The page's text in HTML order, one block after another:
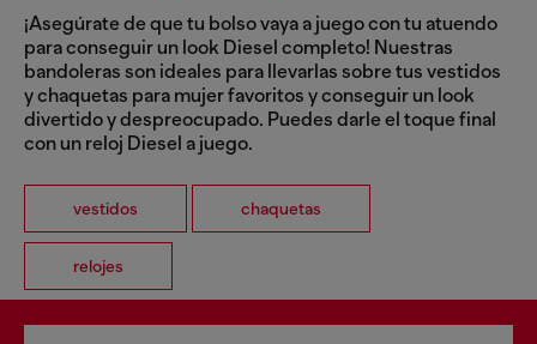
¡Asegúrate de que tu bolso vaya a juego con tu atuendo
para conseguir un look Diesel completo! Nuestras
bandoleras son ideales para llevarlas sobre tus vestidos
y chaquetas para mujer favoritos y conseguir un look
divertido y despreocupado. Puedes darle el toque final
con un reloj Diesel a juego.
vestidos chaquetas
relojes